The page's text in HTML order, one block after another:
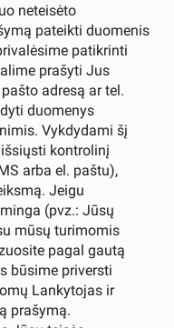
neteisėto
pateikti duomenis
patikrinti
prašyti Jus
adresą ar tel.
duomenys
Vykdydami šį
kontrolinį
arba el. paštu),
Jeigu
(pvz.: Jūsų
mūsų turimomis
pagal gautą
būsime priversti
Lankytojas ir
prašymą.